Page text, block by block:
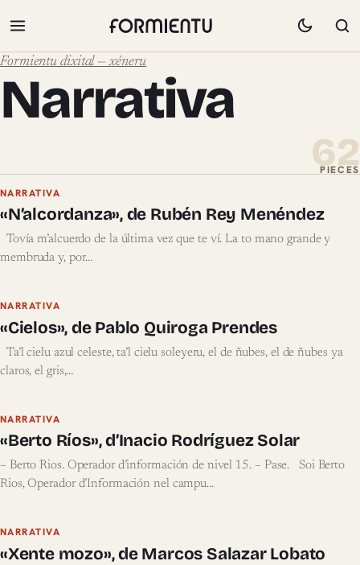
Formientu dixital — xéneru
Narrativa
62
PIECES
Pieces de Narrativa
NARRATIVA
«N’alcordanza», de Rubén Rey Menéndez
Tovía m’alcuerdo de la última vez que te ví. La to mano grande y
membruda y, por…
NARRATIVA
«Cielos», de Pablo Quiroga Prendes
Ta’l cielu azul celeste, ta’l cielu soleyeru, el de ñubes, el de ñubes ya
claros, el gris,…
NARRATIVA
«Berto Ríos», d’Inacio Rodríguez Solar
– Berto Rios. Operador d’información de nivel 15. – Pase. Soi Berto
Rios, Operador d’Información nel campu…
NARRATIVA
«Xente mozo», de Marcos Salazar Lobato